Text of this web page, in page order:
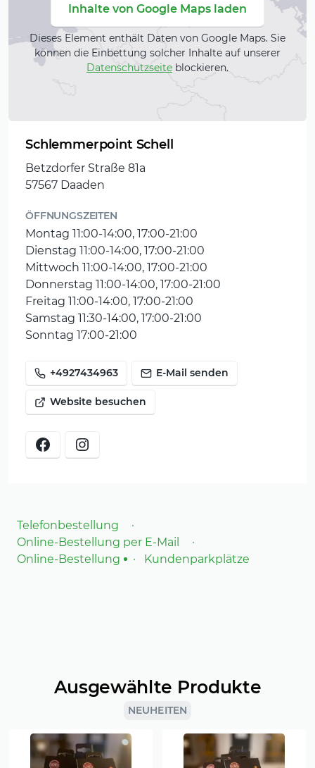
Inhalte von Google Maps laden
Dieses Element enthält Daten von Google Maps. Sie
können die Einbettung solcher Inhalte auf unserer
Datenschutzseite blockieren.
Schlemmerpoint Schell
Betzdorfer Straße 81a
57567 Daaden
ÖFFNUNGSZEITEN
Montag 11:00-14:00, 17:00-21:00
Dienstag 11:00-14:00, 17:00-21:00
Mittwoch 11:00-14:00, 17:00-21:00
Donnerstag 11:00-14:00, 17:00-21:00
Freitag 11:00-14:00, 17:00-21:00
Samstag 11:30-14:00, 17:00-21:00
Sonntag 17:00-21:00
+4927434963 E-Mail senden
Website besuchen
Telefonbestellung
Online-Bestellung per E-Mail
Online-Bestellung
Kundenparkplätze
Ausgewählte Produkte
NEUHEITEN